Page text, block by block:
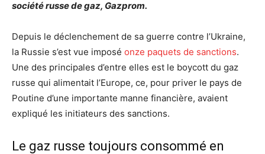
société russe de gaz, Gazprom.
Depuis le déclenchement de sa guerre contre l’Ukraine,
la Russie s’est vue imposé onze paquets de sanctions.
Une des principales d’entre elles est le boycott du gaz
russe qui alimentait l’Europe, ce, pour priver le pays de
Poutine d’une importante manne financière, avaient
expliqué les initiateurs des sanctions.
Le gaz russe toujours consommé en